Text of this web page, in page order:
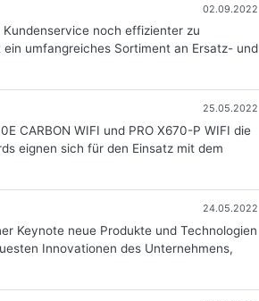
02.09.2022
noch effizienter zu
umfangreiches Sortiment an Ersatz- und
25.05.2022
CARBON WIFI und PRO X670-P WIFI die
eignen sich für den Einsatz mit dem
24.05.2022
Keynote neue Produkte und Technologien
Innovationen des Unternehmens,